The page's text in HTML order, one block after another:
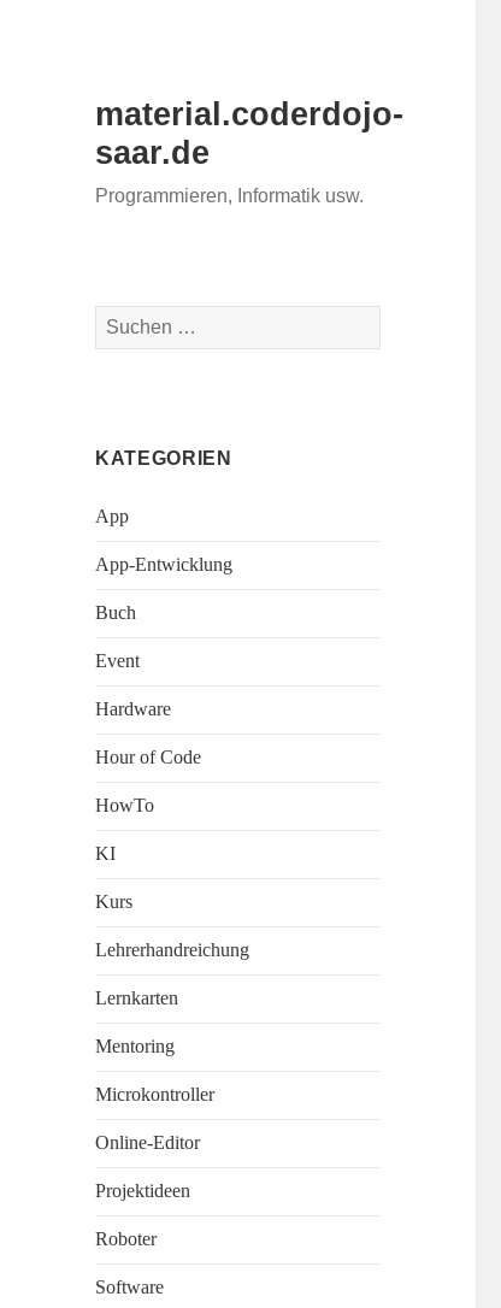
material.coderdojo-
saar.de
Programmieren, Informatik usw.
Suchen
nach:
KATEGORIEN
App
App-Entwicklung
Buch
Event
Hardware
Hour of Code
HowTo
KI
Kurs
Lehrerhandreichung
Lernkarten
Mentoring
Microkontroller
Online-Editor
Projektideen
Roboter
Software